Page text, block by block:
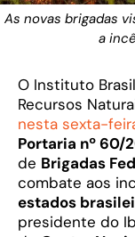
As novas brigadas
a
O Instituto
Recursos
nesta sexta-
Portaria nº 60/
de Brigadas
combate aos
estados
presidente do